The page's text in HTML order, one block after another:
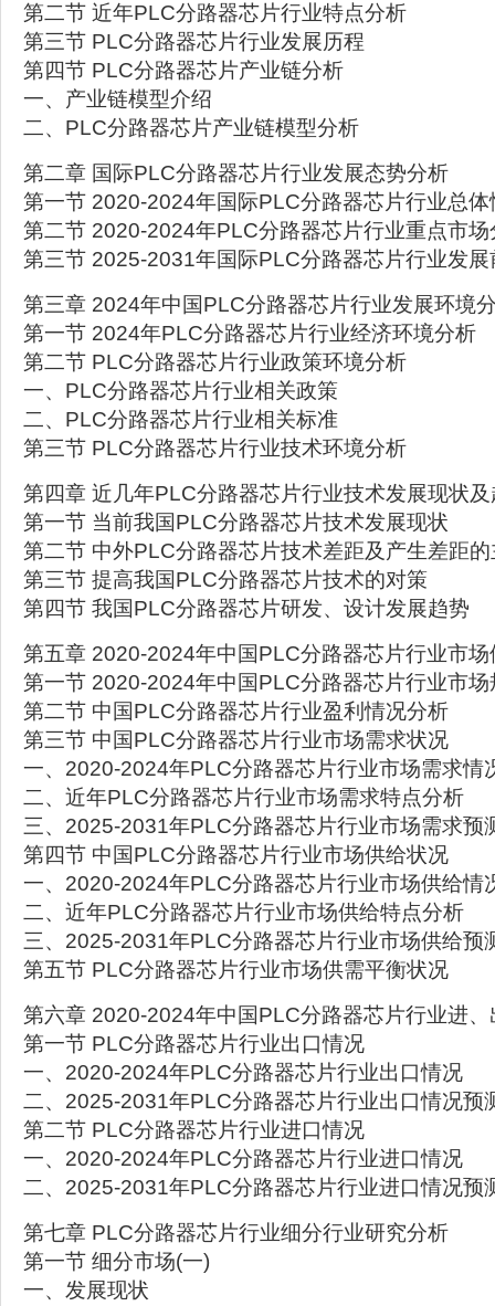
第二节 近年PLC分路器芯片行业特点分析
第三节 PLC分路器芯片行业发展历程
第四节 PLC分路器芯片产业链分析
一、产业链模型介绍
二、PLC分路器芯片产业链模型分析
第二章 国际PLC分路器芯片行业发展态势分析
第一节 2020-2024年国际PLC分路器芯片行业总体
第二节 2020-2024年PLC分路器芯片行业重点市场
第三节 2025-2031年国际PLC分路器芯片行业发展
第三章 2024年中国PLC分路器芯片行业发展环境
第一节 2024年PLC分路器芯片行业经济环境分析
第二节 PLC分路器芯片行业政策环境分析
一、PLC分路器芯片行业相关政策
二、PLC分路器芯片行业相关标准
第三节 PLC分路器芯片行业技术环境分析
第四章 近几年PLC分路器芯片行业技术发展现状
第一节 当前我国PLC分路器芯片技术发展现状
第二节 中外PLC分路器芯片技术差距及产生差距
第三节 提高我国PLC分路器芯片技术的对策
第四节 我国PLC分路器芯片研发、设计发展趋势
第五章 2020-2024年中国PLC分路器芯片行业市
第一节 2020-2024年中国PLC分路器芯片行业市场
第二节 中国PLC分路器芯片行业盈利情况分析
第三节 中国PLC分路器芯片行业市场需求状况
一、2020-2024年PLC分路器芯片行业市场需求情
二、近年PLC分路器芯片行业市场需求特点分析
三、2025-2031年PLC分路器芯片行业市场需求预
第四节 中国PLC分路器芯片行业市场供给状况
一、2020-2024年PLC分路器芯片行业市场供给情
二、近年PLC分路器芯片行业市场供给特点分析
三、2025-2031年PLC分路器芯片行业市场供给预
第五节 PLC分路器芯片行业市场供需平衡状况
第六章 2020-2024年中国PLC分路器芯片行业进
第一节 PLC分路器芯片行业出口情况
一、2020-2024年PLC分路器芯片行业出口情况
二、2025-2031年PLC分路器芯片行业出口情况预
第二节 PLC分路器芯片行业进口情况
一、2020-2024年PLC分路器芯片行业进口情况
二、2025-2031年PLC分路器芯片行业进口情况预
第七章 PLC分路器芯片行业细分行业研究分析
第一节 细分市场(一)
一、发展现状